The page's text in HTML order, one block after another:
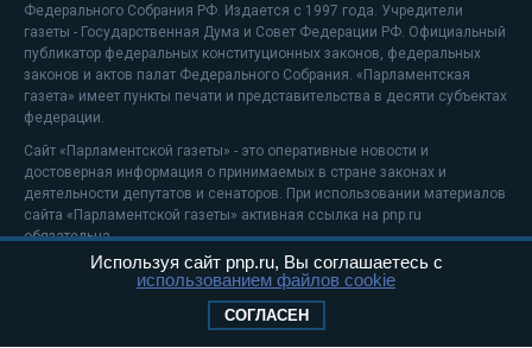
Федерального Собрания РФ. Издается с 1997 года. Учредители
газеты - Государственная Дума и Совет Федерации РФ. Официальный
публикатор федеральных конституционных законов, федеральных
законов и актов палат Федерального Собрания. «Парламентская
газета» имеет пункты печати и представительства в десяти субъектах
федерации.
Сайт «Парламентской газеты» - это оперативные новости и
достоверная информация о принимаемых в стране законах и
деятельности депутатов и сенаторов. При использовании материалов
сайта «Парламентской газеты» активная ссылка на pnp.ru
обязательна.
На информационном ресурсе применяютсярекомендательные
Положение о защите персональных данных
Используя сайт pnp.ru, Вы соглашаетесь с
использованием файлов cookie
СОГЛАСЕН